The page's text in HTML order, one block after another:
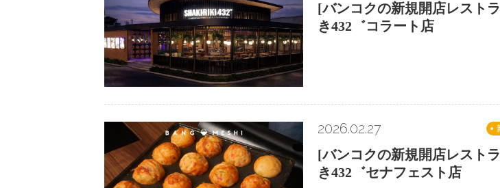
[バンコクの新規開店レスト
き432゛コラート店
2026.02.27
[バンコクの新規開店レスト
き432゛セナフェスト店